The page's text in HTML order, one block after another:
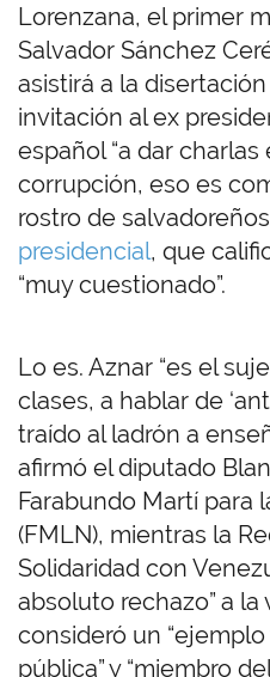
Lorenzana, el primer
Salvador Sánchez
asistirá a la
invitación al ex
español “a dar
corrupción, eso es
rostro de
presidencial, que
“muy cuestionado”.
Lo es. Aznar “es el
clases, a hablar de
traído al ladrón a
afirmó el diputado
Farabundo Martí para
(FMLN), mientras la
Solidaridad con
absoluto rechazo” a la
consideró un
pública” y “miembro